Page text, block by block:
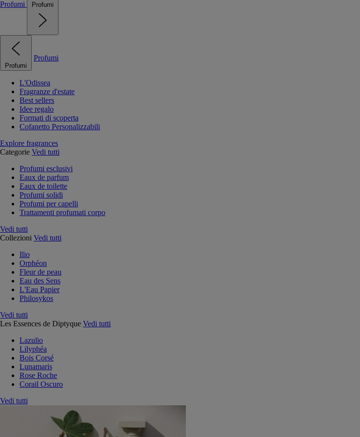
Profumi Profumi
Profumi
Profumi
L'Odissea
Fragranze d'estate
Best sellers
Idee regalo
Formati di scoperta
Cofanetto Personalizzabili
Explore fragrances
Categorie Vedi tutti
Profumi esclusivi
Eaux de parfum
Eaux de toilette
Profumi solidi
Profumi per capelli
Trattamenti profumati corpo
Vedi tutti
Collezioni Vedi tutti
Ilio
Orphéon
Fleur de peau
Eau des Sens
L'Eau Papier
Philosykos
Vedi tutti
Les Essences de Diptyque Vedi tutti
Lazulio
Lilyphéa
Bois Corsé
Lunamaris
Rose Roche
Corail Oscuro
Vedi tutti